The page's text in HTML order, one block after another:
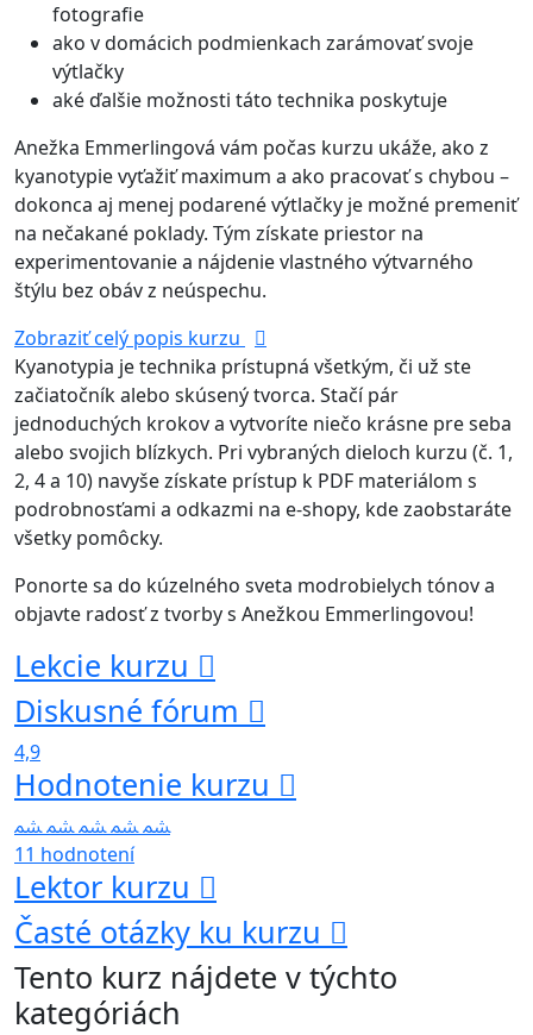
fotografie
ako v domácich podmienkach zarámovať svoje
výtlačky
aké ďalšie možnosti táto technika poskytuje
Anežka Emmerlingová vám počas kurzu ukáže, ako z
kyanotypie vyťažiť maximum a ako pracovať s chybou –
dokonca aj menej podarené výtlačky je možné premeniť
na nečakané poklady. Tým získate priestor na
experimentovanie a nájdenie vlastného výtvarného
štýlu bez obáv z neúspechu.
Zobraziť celý popis kurzu
Kyanotypia je technika prístupná všetkým, či už ste
začiatočník alebo skúsený tvorca. Stačí pár
jednoduchých krokov a vytvoríte niečo krásne pre seba
alebo svojich blízkych. Pri vybraných dieloch kurzu (č. 1,
2, 4 a 10) navyše získate prístup k PDF materiálom s
podrobnosťami a odkazmi na e-shopy, kde zaobstaráte
všetky pomôcky.
Ponorte sa do kúzelného sveta modrobielych tónov a
objavte radosť z tvorby s Anežkou Emmerlingovou!
Lekcie kurzu
Diskusné fórum
4,9
Hodnotenie kurzu
11 hodnotení
Lektor kurzu
Časté otázky ku kurzu
Tento kurz nájdete v týchto
kategóriách